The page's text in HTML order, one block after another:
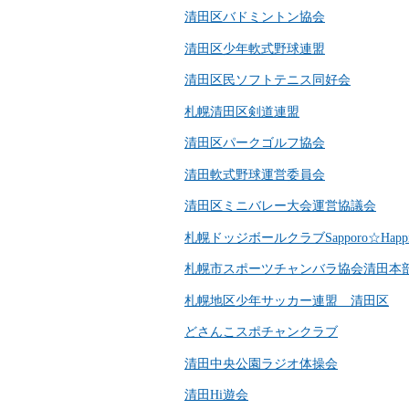
清田区バドミントン協会
清田区少年軟式野球連盟
清田区民ソフトテニス同好会
札幌清田区剣道連盟
清田区パークゴルフ協会
清田軟式野球運営委員会
清田区ミニバレー大会運営協議会
札幌ドッジボールクラブ
札幌市スポーツチャンバラ協会清田本
札幌地区少年サッカー連盟 清田区
どさんこスポチャンクラブ
清田中央公園ラジオ体操会
清田Hi遊会